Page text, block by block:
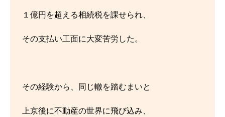
１億円を超える相続税を課せられ、
その支払い工面に大変苦労した。
その経験から、同じ轍を踏むまいと
上京後に不動産の世界に飛び込み、